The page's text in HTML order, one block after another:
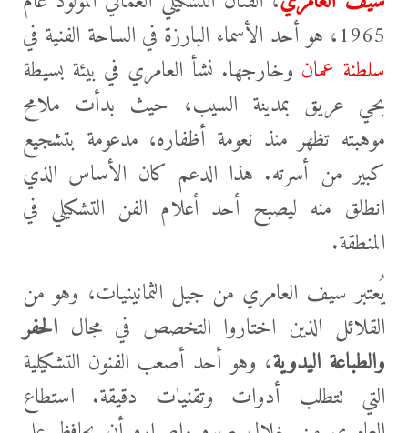
1965، هو أحد الأسماء البارزة في الساحة الفنية في
سلطنة عمان وخارجها. نشأ العامري في بيئة بسيطة
بحي عريق بمدينة السيب، حيث بدأت ملامح
موهبته تظهر منذ نعومة أظفاره، مدعومة بتشجيع
كبيرمن أسرته. هذا الدعم كان الأساس الذي
انطلق منه ليصبح أحد أعلام الفن التشكيلي في
المنطقة.
يُعتبر سيف العامري من جيل الثمانينيات، وهو من
القلائل الذين اختاروا التخصص في مجال الحفر
والطباعة اليدوية، وهو أحد أصعب الفنون التشكيلية
التي تتطلب أدوات وتقنيات دقيقة. استطاع